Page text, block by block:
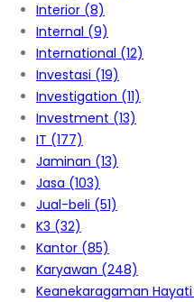
Interior (8)
Internal (9)
International (12)
Investasi (19)
Investigation (11)
Investment (13)
IT (177)
Jaminan (13)
Jasa (103)
Jual-beli (51)
K3 (32)
Kantor (85)
Karyawan (248)
Keanekaragaman Hayati